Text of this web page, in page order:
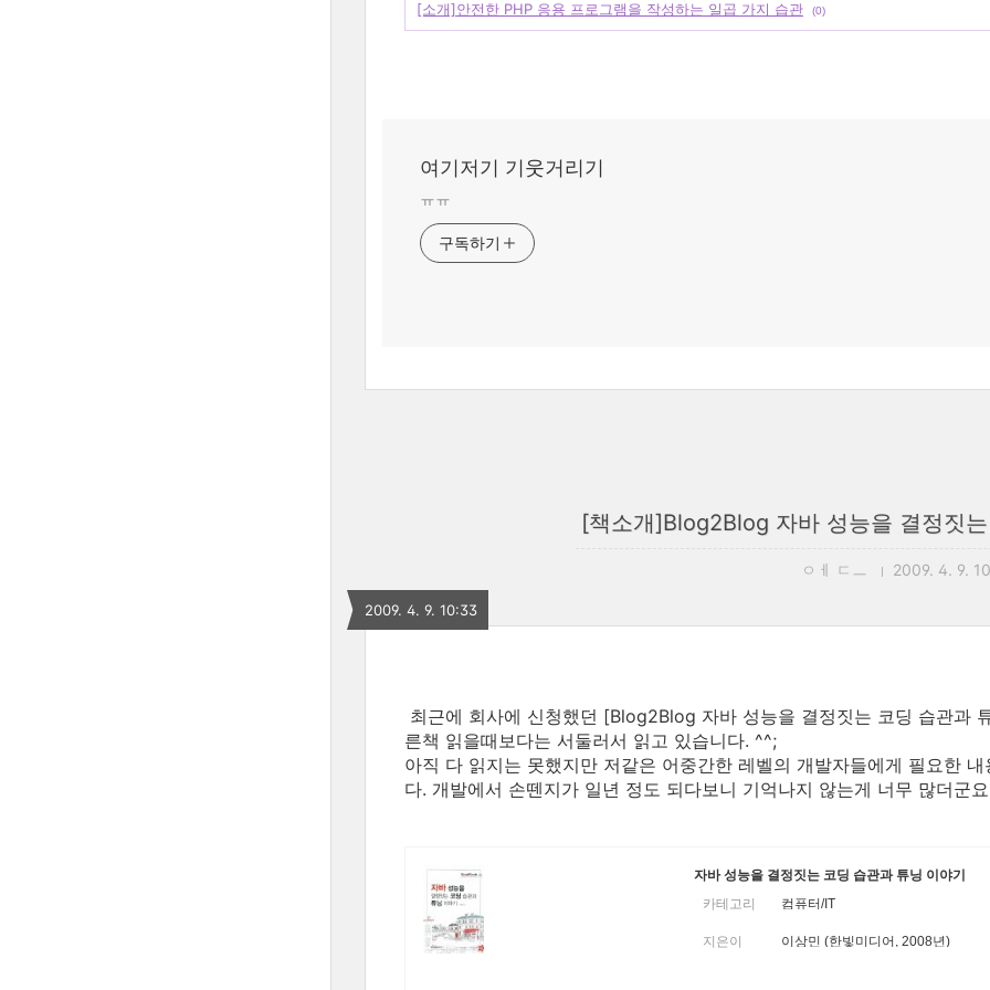
[소개]안전한 PHP 응용 프로그램을 작성하는 일곱 가지 습관
(0)
여기저기 기웃거리기
ㅠㅠ
구독하기
[책소개]Blog2Blog 자바 성능을 결정짓
ㅇㅔ ㄷㅡ 2009. 4. 9.
2009. 4. 9. 10:33
최근에 회사에 신청했던 [Blog2Blog 자바 성능을 결정짓는 코딩 습관과
른책 읽을때보다는 서둘러서 읽고 있습니다. ^^;
아직 다 읽지는 못했지만 저같은 어중간한 레벨의 개발자들에게 필요한
다. 개발에서 손뗀지가 일년 정도 되다보니 기억나지 않는게 너무 많더군
자바 성능을 결정짓는 코딩 습관과 튜닝 이야기
카테고리
컴퓨터/IT
지은이 이상민 (한빛미디어, 2008년)